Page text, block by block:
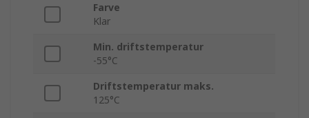
Farve
Klar
Min. driftstemperatur
-55°C
Driftstemperatur maks.
125°C